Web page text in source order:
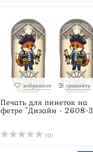
избранное сравнить
Печать для пинеток на
фетре "Дизайн - 2608-
(0)